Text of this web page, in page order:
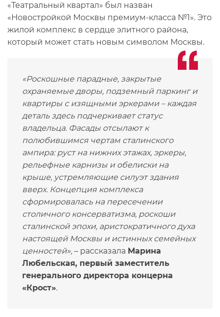
«Театральный квартал» был назван
«Новостройкой Москвы премиум-класса №1». Это
жилой комплекс в сердце элитного района,
который может стать новым символом Москвы.
«Роскошные парадные, закрытые
охраняемые дворы, подземный паркинг и
квартиры с изящными эркерами – каждая
деталь здесь подчеркивает статус
владельца. Фасады отсылают к
полюбившимся чертам сталинского
ампира: руст на нижних этажах, эркеры,
рельефные карнизы и обелиски на
крыше, устремляющие силуэт здания
вверх. Концепция комплекса
сформировалась на пересечении
столичного консерватизма, роскоши
сталинской эпохи, аристократичного духа
настоящей Москвы и истинных семейных
ценностей», – рассказала Марина
Любельская, первый заместитель
генерального директора концерна
«Крост».